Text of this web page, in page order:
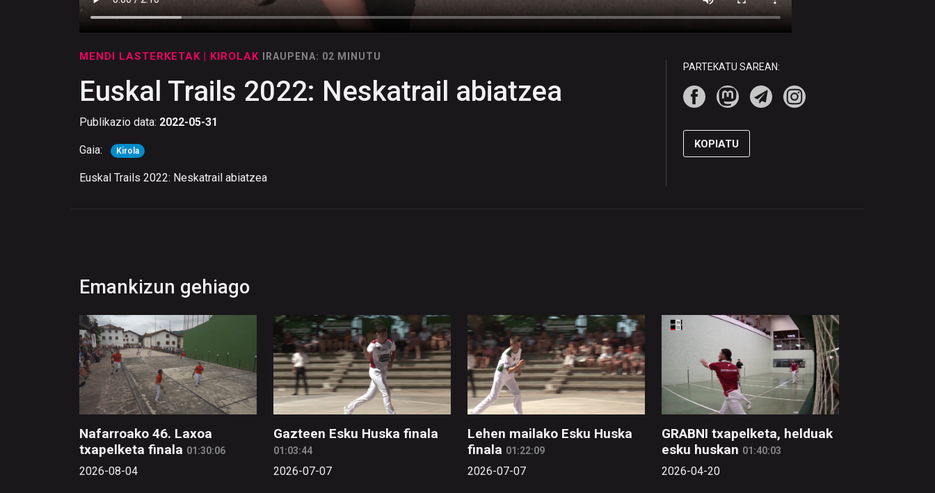
MENDI LASTERKETAK | KIROLAK IRAUPENA: 02 MINUTU
Euskal Trails 2022: Neskatrail abiatzea
Publikazio data: 2022-05-31
Gaia: Kirola
Euskal Trails 2022: Neskatrail abiatzea
PARTEKATU SAREAN:
KOPIATU
Emankizun gehiago
Nafarroako 46. Laxoa
txapelketa finala 01:30:06
2026-08-04
Gazteen Esku Huska finala
01:03:44
2026-07-07
Lehen mailako Esku Huska
finala 01:22:09
2026-07-07
GRABNI txapelketa, helduak
esku huskan 01:40:03
2026-04-20